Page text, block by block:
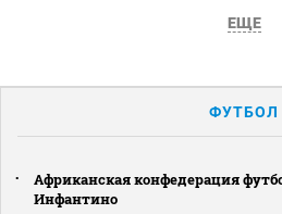
ЕЩЕ
ФУТБОЛ
Африканская конфедерация
Инфантино